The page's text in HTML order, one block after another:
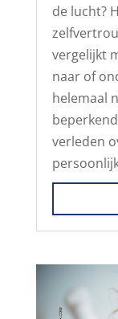
de lucht?
vergelijkt
naar of
helemaal
verleden